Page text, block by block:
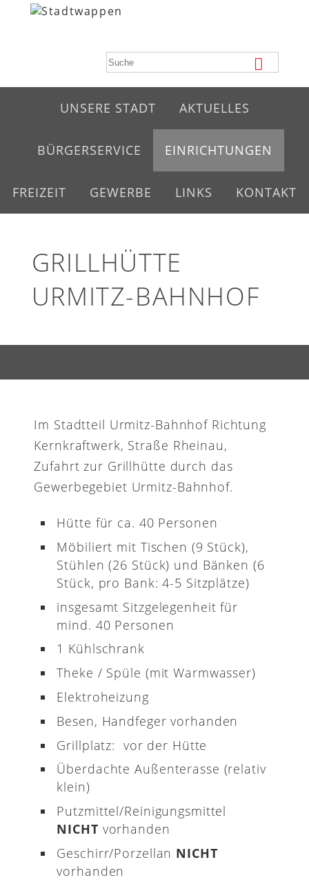
UNSERE STADT AKTUELLES
BÜRGERSERVICE EINRICHTUNGEN
FREIZEIT GEWERBE LINKS KONTAKT
GRILLHÜTTE
URMITZ-BAHNHOF
Im Stadtteil Urmitz-Bahnhof Richtung
Kernkraftwerk, Straße Rheinau,
Zufahrt zur Grillhütte durch das
Gewerbegebiet Urmitz-Bahnhof.
Hütte für ca. 40 Personen
Möbiliert mit Tischen (9 Stück),
Stühlen (26 Stück) und Bänken (6
Stück, pro Bank: 4-5 Sitzplätze)
insgesamt Sitzgelegenheit für
mind. 40 Personen
1 Kühlschrank
Theke / Spüle (mit Warmwasser)
Elektroheizung
Besen, Handfeger vorhanden
Grillplatz: vor der Hütte
Überdachte Außenterasse (relativ
klein)
Putzmittel/Reinigungsmittel
NICHT vorhanden
Geschirr/Porzellan NICHT
vorhanden